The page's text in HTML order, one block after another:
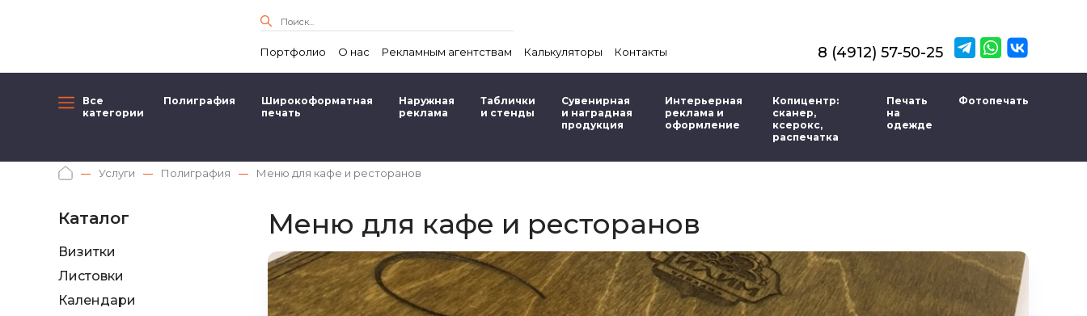
Портфолио О нас Рекламным агентствам Калькуляторы Контакты 8 (4912) 57-50-25
Полиграфия
Широкоформатная
печать
Наружная
реклама
Таблички
и стенды
Сувенирная
и наградная
продукция
Интерьерная
реклама и
оформление
Копицентр:
сканер,
ксерокс,
распечатка
Печать
на
одежде
Фотопечать
Все
категории
Услуги Полиграфия Меню для кафе и ресторанов
Каталог
Визитки
Листовки
Календари
Меню для кафе и ресторанов